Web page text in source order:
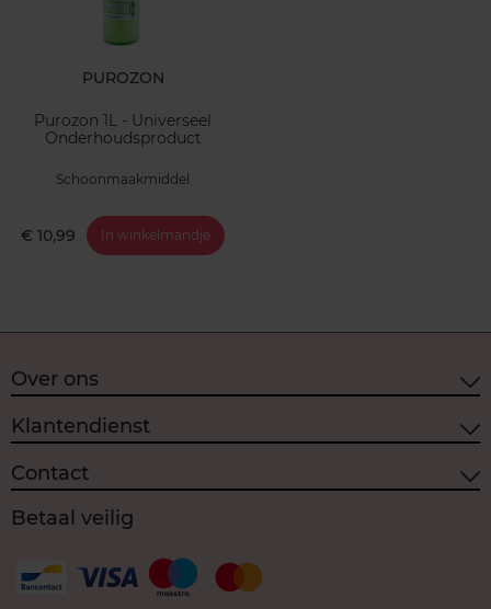
PUROZON
Purozon 1L - Universeel
Onderhoudsproduct
Schoonmaakmiddel
€ 10,99 In winkelmandje
Over ons
Klantendienst
Contact
Betaal veilig